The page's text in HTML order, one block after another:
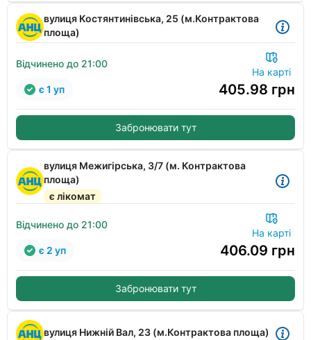
вулиця Костянтинівська, 25 (м.Контрактова
площа)
Відчинено до 21:00
На карті
405.98 грн
є 1 уп
Забронювати тут
вулиця Межигірська, 3/7 (м. Контрактова
площа)
є лікомат
Відчинено до 21:00
На карті
406.09 грн
є 2 уп
Забронювати тут
вулиця Нижній Вал, 23 (м.Контрактова площа)